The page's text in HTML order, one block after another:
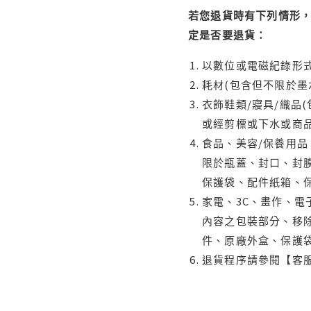
若您退貨時有下列情形
定是否要退貨：
以數位或電磁紀錄形
耗材(包含但不限於
衣飾鞋類/寢具/織品(
或經剪標或下水或商
食品、美容/保養用
限於瓶蓋、封口、封
保護袋、配件紙箱、
家電、3C、畫作、
內容之包裝部分、移
件、原廠外盒、保護
退貨程序請參閱【